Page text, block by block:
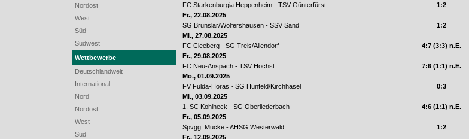
Nordost
West
Süd
Südwest
Wettbewerbe
Deutschlandweit
International
Nord
Nordost
West
Süd
FC Starkenburgia Heppenheim - TSV Günterfürst
1:2
Fr., 22.08.2025
SG Brunslar/Wolfershausen - SSV Sand
1:2
Mi., 27.08.2025
FC Cleeberg - SG Treis/Allendorf
4:7 (3:3) n.E.
Fr., 29.08.2025
FC Neu-Anspach - TSV Höchst
7:6 (1:1) n.E.
Mo., 01.09.2025
FV Fulda-Horas - SG Hünfeld/Kirchhasel
0:3
Mi., 03.09.2025
1. SC Kohlheck - SG Oberliederbach
4:6 (1:1) n.E.
Fr., 05.09.2025
Spvgg. Mücke - AHSG Westerwald
1:2
Fr., 12.09.2025